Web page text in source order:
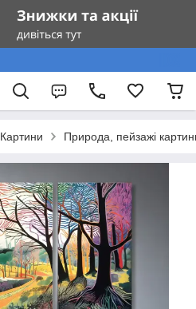
Картини Природа, пейзажі